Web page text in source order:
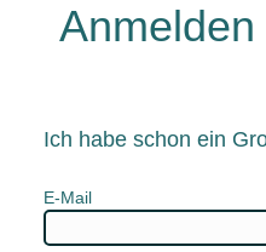
Anmelden
Ich habe schon ein
E-Mail